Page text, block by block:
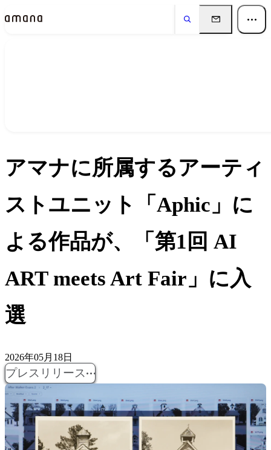
アマナに所属するアーティ
ストユニット「Aphic」に
よる作品が、「第1回 AI
ART meets Art Fair」に入
選
2026年05月18日
プレスリリース